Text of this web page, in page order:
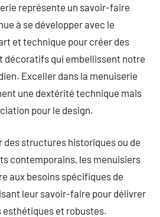
représente un savoir-faire
à se développer avec le
et technique pour créer des
décoratifs qui embellissent notre
Exceller dans la menuiserie
une dextérité technique mais
pour le design.
des structures historiques ou de
contemporains, les menuisiers
aux besoins spécifiques de
leur savoir-faire pour délivrer
esthétiques et robustes.